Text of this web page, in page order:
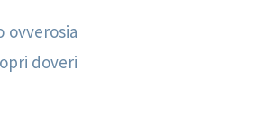
doveri